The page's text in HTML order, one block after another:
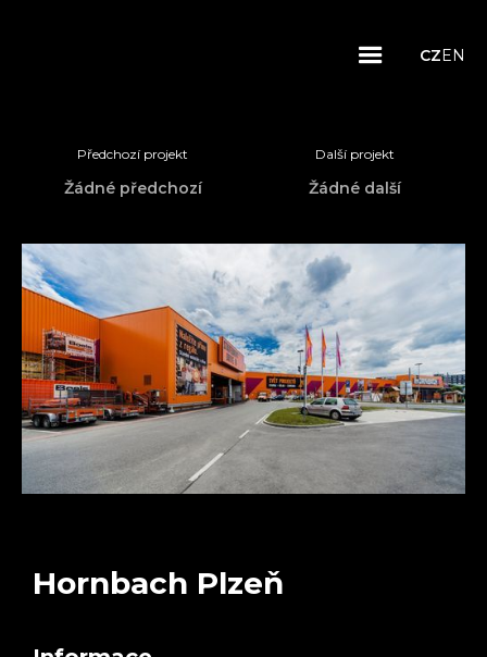
CZEN
Předchozí projekt
Žádné předchozí
Další projekt
Žádné další
Hornbach Plzeň